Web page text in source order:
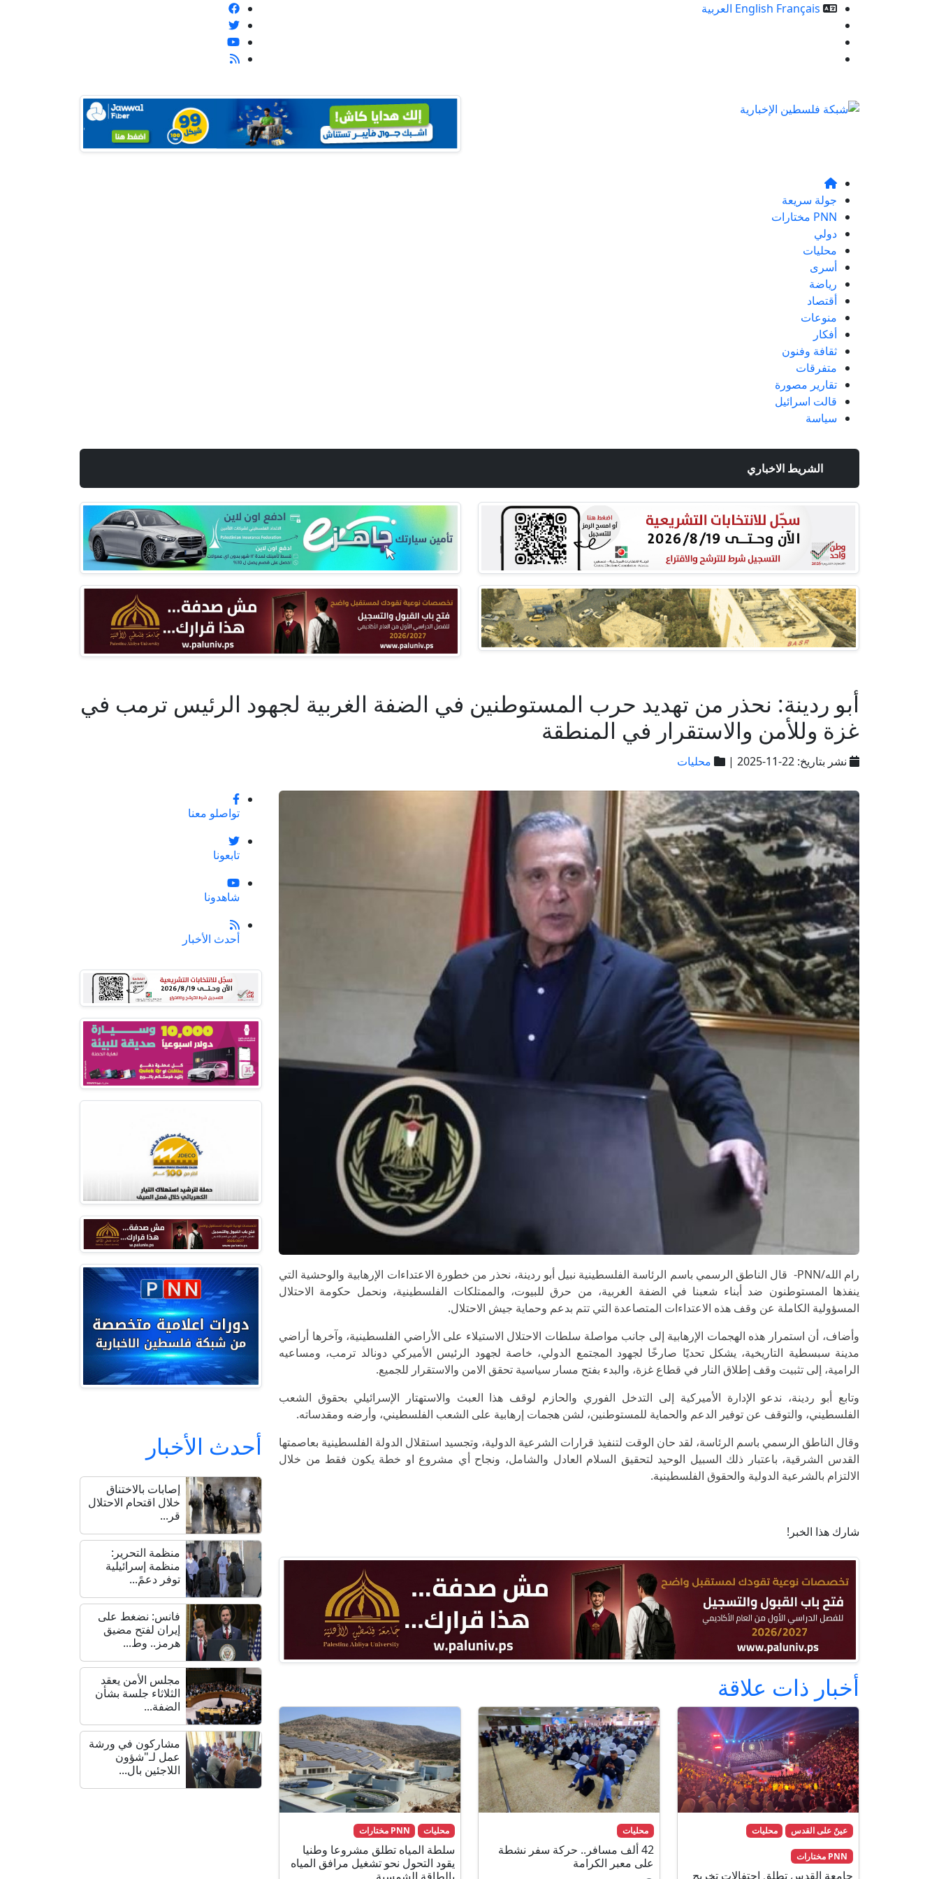
English Français
العربية
جولة سريعة
PNN مختارات
دولي
محليات
أسرى
رياضة
أقتصاد
منوعات
أفكار
ثقافة وفنون
متفرقات
تقارير مصورة
قالت اسرائيل
سياسة
الشريط الاخباري
أبو ردينة: نحذر من تهديد حرب المستوطنين في الضفة الغربية لجهود الرئيس ترمب في
غزة وللأمن والاستقرار في المنطقة
نشر بتاريخ: 22-11-2025 | محليات
رام الله/PNN- قال الناطق الرسمي باسم الرئاسة الفلسطينية نبيل أبو ردينة، نحذر من خطورة الاعتداءات الإرهابية والوحشية التي
ينفذها المستوطنون ضد أبناء شعبنا في الضفة الغربية، من حرق للبيوت، والممتلكات الفلسطينية، ونحمل حكومة الاحتلال
المسؤولية الكاملة عن وقف هذه الاعتداءات المتصاعدة التي تتم بدعم وحماية جيش الاحتلال.
وأضاف، أن استمرار هذه الهجمات الإرهابية إلى جانب مواصلة سلطات الاحتلال الاستيلاء على الأراضي الفلسطينية، وآخرها أراضي
مدينة سبسطية التاريخية، يشكل تحديًا صارخًا لجهود المجتمع الدولي، خاصة لجهود الرئيس الأميركي دونالد ترمب، ومساعيه
الرامية، إلى تثبيت وقف إطلاق النار في قطاع غزة، والبدء بفتح مسار سياسية تحقق الامن والاستقرار للجميع.
وتابع أبو ردينة، ندعو الإدارة الأميركية إلى التدخل الفوري والحازم لوقف هذا العبث والاستهتار الإسرائيلي بحقوق الشعب
الفلسطيني، والتوقف عن توفير الدعم والحماية للمستوطنين، لشن هجمات إرهابية على الشعب الفلسطيني، وأرضه ومقدساته.
وقال الناطق الرسمي باسم الرئاسة، لقد حان الوقت لتنفيذ قرارات الشرعية الدولية، وتجسيد استقلال الدولة الفلسطينية بعاصمتها
القدس الشرقية، باعتبار ذلك السبيل الوحيد لتحقيق السلام العادل والشامل، ونجاح أي مشروع او خطة يكون فقط من خلال
الالتزام بالشرعية الدولية والحقوق الفلسطينية.
شارك هذا الخبر!
أخبار ذات علاقة
عينٌ على القدس محليات
PNN مختارات
جامعة القدس تطلق احتفالات تخريج
محليات
42 ألف مسافر.. حركة سفر نشطة
على معبر الكرامة
محليات PNN مختارات
سلطة المياه تطلق مشروعا وطنيا
يقود التحول نحو تشغيل مرافق المياه
تواصلو معنا
تابعونا
شاهدونا
أحدث الأخبار
أحدث الأخبار
إصابات بالاختناق
خلال اقتحام الاحتلال
قر...
منظمة التحرير:
منظمة إسرائيلية
توفر دعمً...
فانس: نضغط على
إيران لفتح مضيق
هرمز.. وط...
مجلس الأمن يعقد
الثلاثاء جلسة بشأن
الضفة...
مشاركون في ورشة
عمل لـ"شؤون
اللاجئين بال...